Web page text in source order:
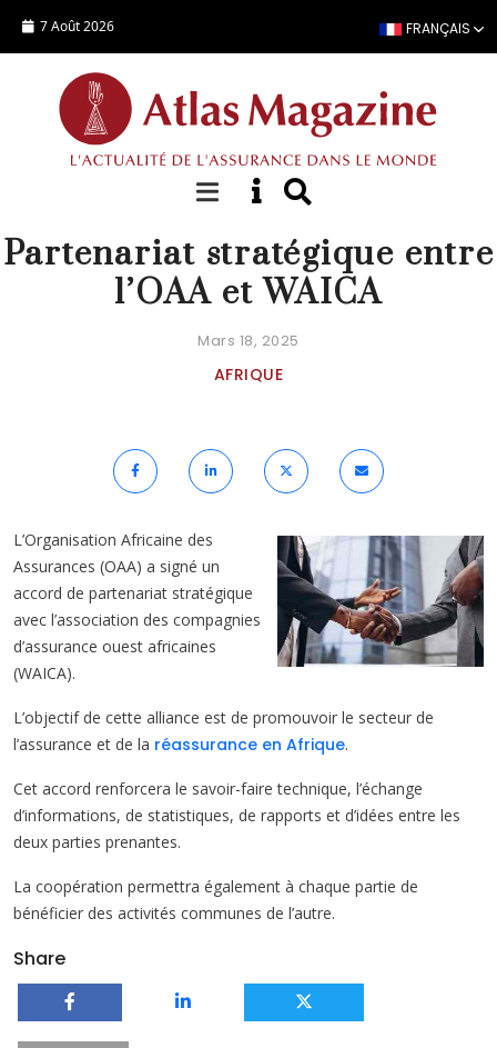
7 Août 2026 FRANÇAIS
ACTUALITÉ
Partenariat stratégique entre
l’OAA et WAICA
Mars 18, 2025
AFRIQUE
L’Organisation Africaine des
Assurances (OAA) a signé un
accord de partenariat stratégique
avec l’association des compagnies
d’assurance ouest africaines
(WAICA).
L’objectif de cette alliance est de promouvoir le secteur de
l’assurance et de la réassurance en Afrique.
Cet accord renforcera le savoir-faire technique, l’échange
d’informations, de statistiques, de rapports et d’idées entre les
deux parties prenantes.
La coopération permettra également à chaque partie de
bénéficier des activités communes de l’autre.
Share